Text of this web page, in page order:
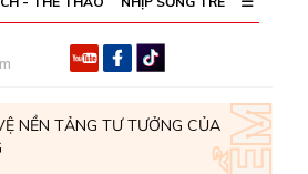
NỀN TẢNG TƯ TƯỞNG CỦA